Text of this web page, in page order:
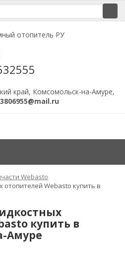
край, Комсомольск-на-Амуре,
Webasto
отопителей Webasto купить в
купить в
Амуре